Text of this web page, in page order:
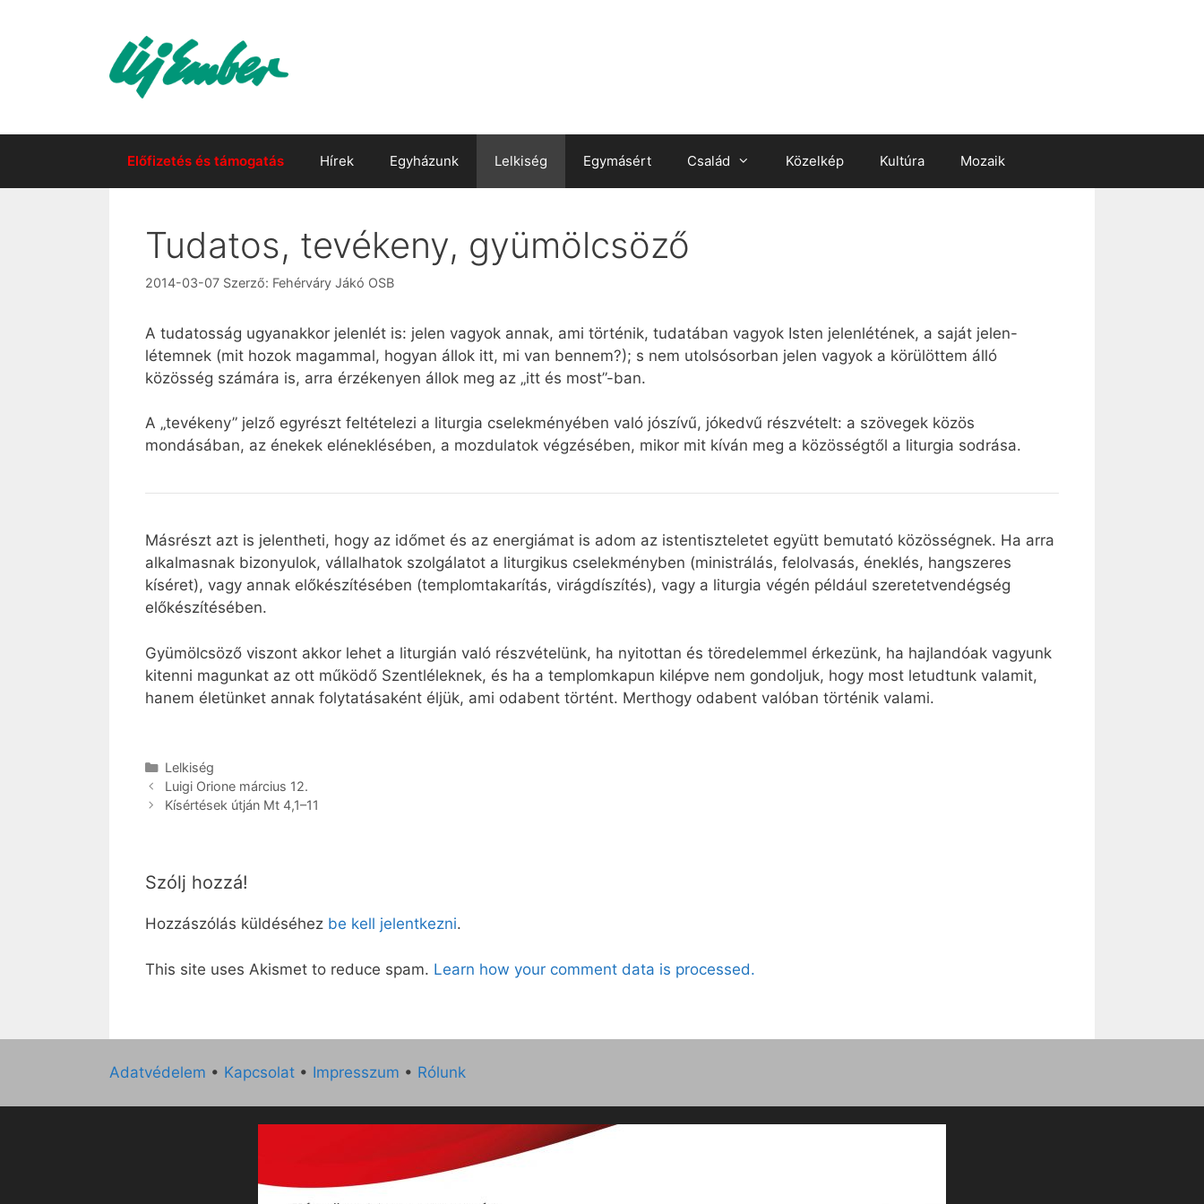
Előfizetés és támogatás Hírek Egyházunk Lelkiség Egymásért Család Közelkép Kultúra Mozaik
Tudatos, tevékeny, gyümölcsöző
2014-03-07 Szerző: Fehérváry Jákó OSB
A tudatosság ugyanakkor jelenlét is: jelen vagyok annak, ami történik, tudatában vagyok Isten jelenlétének, a saját jelen-
létemnek (mit hozok magammal, hogyan állok itt, mi van bennem?); s nem utolsósorban jelen vagyok a körülöttem álló
közösség számára is, arra érzékenyen állok meg az „itt és most”-ban.
A „tevékeny” jelző egyrészt feltételezi a liturgia cselekményében való jószívű, jókedvű részvételt: a szövegek közös
mondásában, az énekek eléneklésében, a mozdulatok végzésében, mikor mit kíván meg a közösségtől a liturgia sodrása.
Másrészt azt is jelentheti, hogy az időmet és az energiámat is adom az istentiszteletet együtt bemutató közösségnek. Ha arra
alkalmasnak bizonyulok, vállalhatok szolgálatot a liturgikus cselekményben (ministrálás, felolvasás, éneklés, hangszeres
kíséret), vagy annak előkészítésében (templomtakarítás, virágdíszítés), vagy a liturgia végén például szeretetvendégség
előkészítésében.
Gyümölcsöző viszont akkor lehet a liturgián való részvételünk, ha nyitottan és töredelemmel érkezünk, ha hajlandóak vagyunk
kitenni magunkat az ott működő Szentléleknek, és ha a templomkapun kilépve nem gondoljuk, hogy most letudtunk valamit,
hanem életünket annak folytatásaként éljük, ami odabent történt. Merthogy odabent valóban történik valami.
Kategória
Lelkiség
Luigi Orione március 12.
Kísértések útján Mt 4,1–11
Szólj hozzá!
Hozzászólás küldéséhez be kell jelentkezni.
This site uses Akismet to reduce spam. Learn how your comment data is processed.
Adatvédelem • Kapcsolat • Impresszum • Rólunk